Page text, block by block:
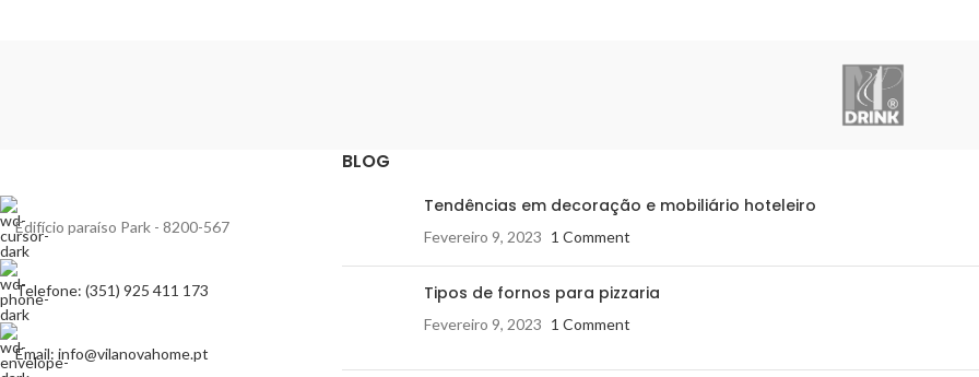
Edifício paraíso Park - 8200-567
Telefone: (351) 925 411 173
Email: info@vilanovahome.pt
BLOG
Tendências em decoração e mobiliário hoteleiro
Fevereiro 9, 2023 1 Comment
Tipos de fornos para pizzaria
Fevereiro 9, 2023 1 Comment